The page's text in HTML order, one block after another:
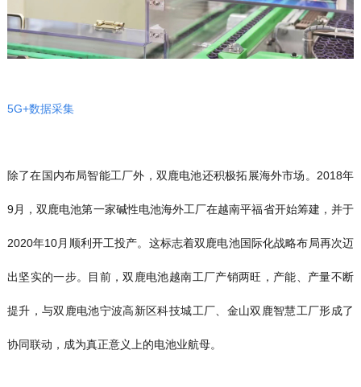
5G+数据采集
除了在国内布局智能工厂外，双鹿电池还积极拓展海外市场。2018年
9月，双鹿电池第一家碱性电池海外工厂在越南平福省开始筹建，并于
2020年10月顺利开工投产。这标志着双鹿电池国际化战略布局再次迈
出坚实的一步。目前，双鹿电池越南工厂产销两旺，产能、产量不断
提升，与双鹿电池宁波高新区科技城工厂、金山双鹿智慧工厂形成了
协同联动，成为真正意义上的电池业航母。